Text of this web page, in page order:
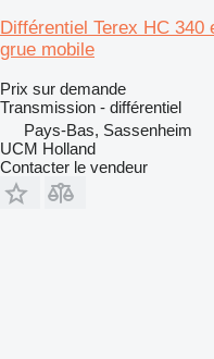
Différentiel Terex HC 340
grue mobile
Prix sur demande
Transmission - différentiel
Pays-Bas, Sassenheim
UCM Holland
Contacter le vendeur